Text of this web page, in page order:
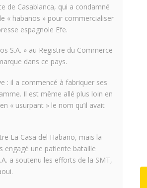
de Casablanca, qui a condamné
« habanos » pour commercialiser
espagnole Efe.
S.A. » au Registre du Commerce
dans ce pays.
: il a commencé à fabriquer ses
Il est même allé plus loin en
« usurpant » le nom qu’il avait
La Casa del Habano, mais la
engagé une patiente bataille
a soutenu les efforts de la SMT,